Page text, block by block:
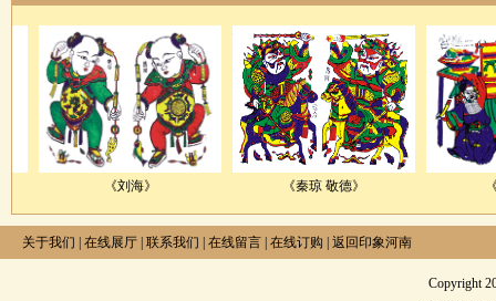
《刘海》 《秦琼 敬德》 《二进
关于我们 在线展厅 联系我们 在线留言 在线订购 返回印象河南
Copyright